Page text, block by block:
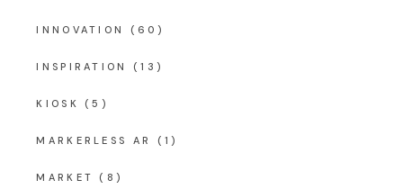
INNOVATION (60)
INSPIRATION (13)
KIOSK (5)
MARKERLESS AR (1)
MARKET (8)